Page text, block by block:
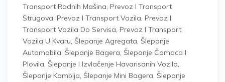
Transport Radnih Mašina, Prevoz I Transport
Strugova, Prevoz I Transport Vozila, Prevoz I
Transport Vozila Do Servisa, Prevoz I Transport
Vozila U Kvaru, Šlepanje Agregata, Šlepanje
Automobila, Šlepanje Bagera, Šlepanje Čamaca I
Plovila, Šlepanje I Izvlačenje Havarisanih Vozila,
Šlepanje Kombija, Šlepanje Mini Bagera, Šlepanje